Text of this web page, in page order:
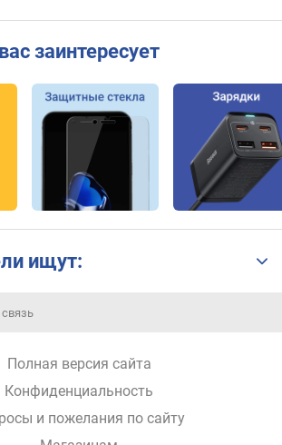
заинтересует
ищут:
Полная версия сайта
Конфиденциальность
и пожелания по сайту